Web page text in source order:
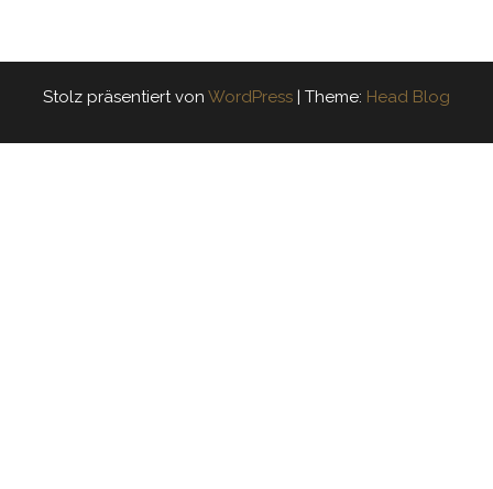
Stolz präsentiert von WordPress | Theme: Head Blog